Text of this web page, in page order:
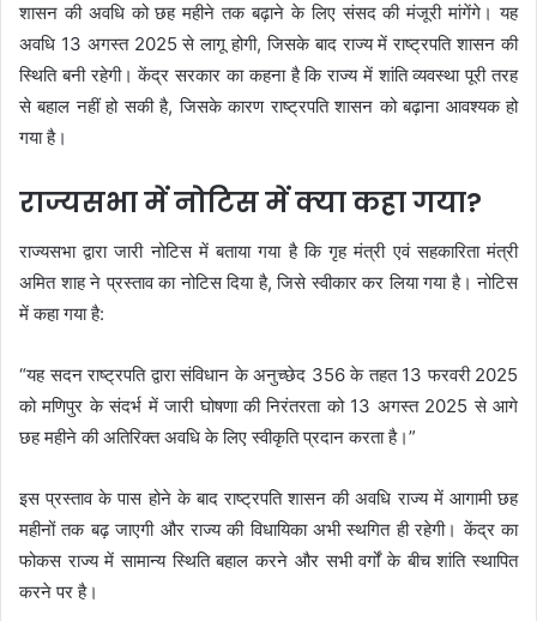
शासन की अवधि को छह महीने तक बढ़ाने के लिए संसद की मंजूरी मांगेंगे। यह
अवधि 13 अगस्त 2025 से लागू होगी, जिसके बाद राज्य में राष्ट्रपति शासन की
स्थिति बनी रहेगी। केंद्र सरकार का कहना है कि राज्य में शांति व्यवस्था पूरी तरह
से बहाल नहीं हो सकी है, जिसके कारण राष्ट्रपति शासन को बढ़ाना आवश्यक हो
गया है।
राज्यसभा में नोटिस में क्या कहा गया?
राज्यसभा द्वारा जारी नोटिस में बताया गया है कि गृह मंत्री एवं सहकारिता मंत्री
अमित शाह ने प्रस्ताव का नोटिस दिया है, जिसे स्वीकार कर लिया गया है। नोटिस
में कहा गया है:
“यह सदन राष्ट्रपति द्वारा संविधान के अनुच्छेद 356 के तहत 13 फरवरी 2025
को मणिपुर के संदर्भ में जारी घोषणा की निरंतरता को 13 अगस्त 2025 से आगे
छह महीने की अतिरिक्त अवधि के लिए स्वीकृति प्रदान करता है।”
इस प्रस्ताव के पास होने के बाद राष्ट्रपति शासन की अवधि राज्य में आगामी छह
महीनों तक बढ़ जाएगी और राज्य की विधायिका अभी स्थगित ही रहेगी। केंद्र का
फोकस राज्य में सामान्य स्थिति बहाल करने और सभी वर्गों के बीच शांति स्थापित
करने पर है।